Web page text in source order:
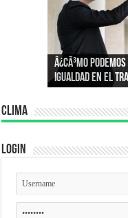
Â¿CÃ³mo
igualdad en el
Â¿Por quÃ©
Conoce la
consumos
Clima
Login